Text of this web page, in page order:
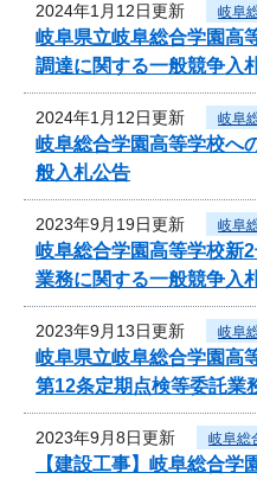
2024年1月12日更新 岐阜
岐阜県立岐阜総合学園高
調達に関する一般競争入
2024年1月12日更新 岐阜
岐阜総合学園高等学校へ
般入札公告
2023年9月19日更新 岐阜
岐阜総合学園高等学校新
業務に関する一般競争入
2023年9月13日更新 岐阜
岐阜県立岐阜総合学園高
第12条定期点検等委託業
2023年9月8日更新 岐阜総
【建設工事】岐阜総合学